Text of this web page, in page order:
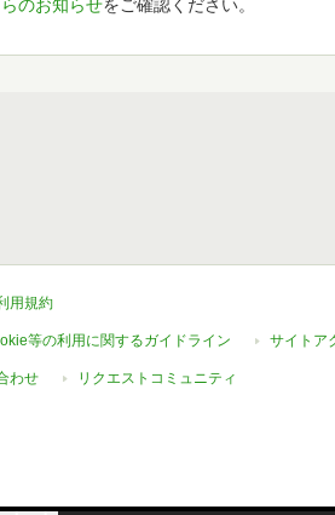
のお知らせをご確認ください。
用規約
等の利用に関するガイドライン サイトア
わせ リクエストコミュニティ